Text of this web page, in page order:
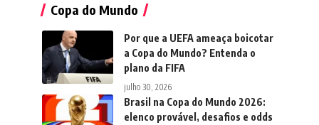
Copa do Mundo
Por que a UEFA ameaça boicotar
a Copa do Mundo? Entenda o
plano da FIFA
julho 30, 2026
Brasil na Copa do Mundo 2026:
elenco provável, desafios e odds